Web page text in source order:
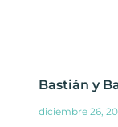
Bastián y
diciembre 26,